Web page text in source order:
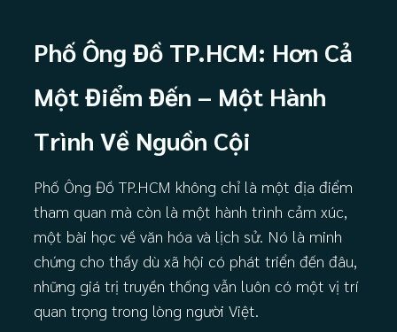
Phố Ông Đồ TP.HCM: Hơn Cả
Một Điểm Đến – Một Hành
Trình Về Nguồn Cội
Phố Ông Đồ TP.HCM không chỉ là một địa điểm
tham quan mà còn là một hành trình cảm xúc,
một bài học về văn hóa và lịch sử. Nó là minh
chứng cho thấy dù xã hội có phát triển đến đâu,
những giá trị truyền thống vẫn luôn có một vị trí
quan trọng trong lòng người Việt.